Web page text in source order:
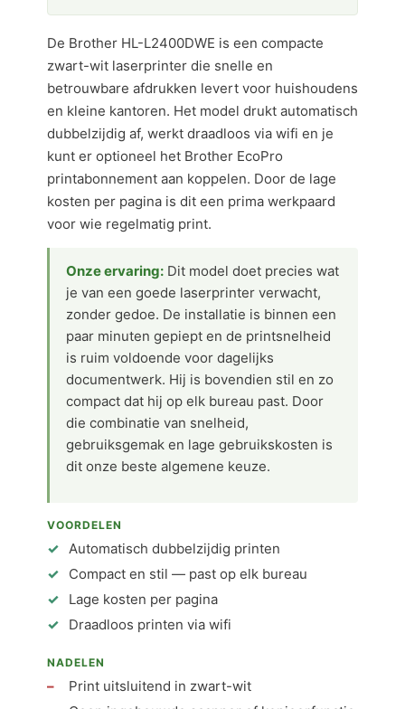
De Brother HL-L2400DWE is een compacte
zwart-wit laserprinter die snelle en
betrouwbare afdrukken levert voor huishoudens
en kleine kantoren. Het model drukt automatisch
dubbelzijdig af, werkt draadloos via wifi en je
kunt er optioneel het Brother EcoPro
printabonnement aan koppelen. Door de lage
kosten per pagina is dit een prima werkpaard
voor wie regelmatig print.
Onze ervaring: Dit model doet precies wat
je van een goede laserprinter verwacht,
zonder gedoe. De installatie is binnen een
paar minuten gepiept en de printsnelheid
is ruim voldoende voor dagelijks
documentwerk. Hij is bovendien stil en zo
compact dat hij op elk bureau past. Door
die combinatie van snelheid,
gebruiksgemak en lage gebruikskosten is
dit onze beste algemene keuze.
VOORDELEN
Automatisch dubbelzijdig printen
Compact en stil — past op elk bureau
Lage kosten per pagina
Draadloos printen via wifi
NADELEN
Print uitsluitend in zwart-wit